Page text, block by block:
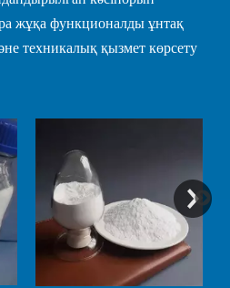
жұқа функционалды ұнтақ
техникалық қызмет көрсету.